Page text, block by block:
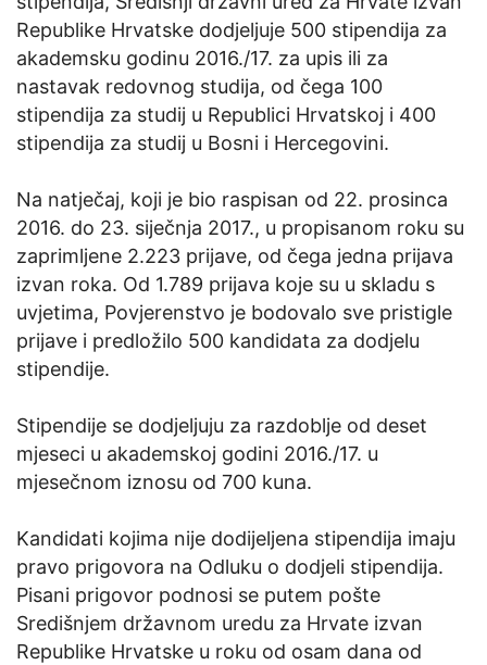
Republike Hrvatske dodjeljuje 500 stipendija za
akademsku godinu 2016./17. za upis ili za
nastavak redovnog studija, od čega 100
stipendija za studij u Republici Hrvatskoj i 400
stipendija za studij u Bosni i Hercegovini.
Na natječaj, koji je bio raspisan od 22. prosinca
2016. do 23. siječnja 2017., u propisanom roku su
zaprimljene 2.223 prijave, od čega jedna prijava
izvan roka. Od 1.789 prijava koje su u skladu s
uvjetima, Povjerenstvo je bodovalo sve pristigle
prijave i predložilo 500 kandidata za dodjelu
stipendije.
Stipendije se dodjeljuju za razdoblje od deset
mjeseci u akademskoj godini 2016./17. u
mjesečnom iznosu od 700 kuna.
Kandidati kojima nije dodijeljena stipendija imaju
pravo prigovora na Odluku o dodjeli stipendija.
Pisani prigovor podnosi se putem pošte
Središnjem državnom uredu za Hrvate izvan
Republike Hrvatske u roku od osam dana od